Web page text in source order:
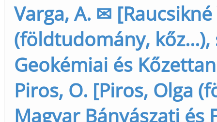
Varga, A. ✉
(földtudomány,
Geokémiai és
Piros, O. [Piros, Olga
Magyar Bányászati és